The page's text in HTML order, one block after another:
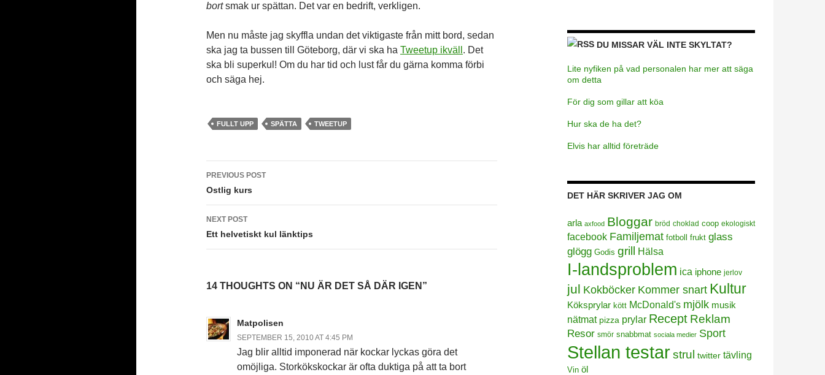
bortsmak ur spättan. Det var en bedrift, verkligen.
Men nu måste jag skyffla undan det viktigaste från mitt bord, sedan
ska jag ta bussen till Göteborg, där vi ska ha Tweetup ikväll . Det
ska bli superkul! Om du har tid och lust får du gärna komma förbi
och säga hej.
FULLT UPP SPÄTTA TWEETUP
Post
navigation
PREVIOUS POST
Ostlig kurs
NEXT POST
Ett helvetiskt kul länktips
14 THOUGHTS ON “NU ÄR DET SÅ DÄR IGEN”
Matpolisen
SEPTEMBER 15, 2010 AT 4:45 PM
Jag blir alltid imponerad när kockar lyckas göra det
omöjliga. Storkökskockar är ofta duktiga på att ta bort
DU MISSAR VÄL INTE SKYLTAT?
Lite nyfiken på vad personalen har mer att säga
om detta
För dig som gillar att köa
Hur ska de ha det?
Elvis har alltid företräde
DET HÄR SKRIVER JAG OM
arla axfood Bloggar bröd choklad coop ekologiskt
facebook Familjemat fotboll frukt glass
glögg Godis grill Hälsa
I-landsproblem ica iphone jerlov
jul Kokböcker Kommer snart Kultur
Köksprylar kött McDonald's mjölk musik
nätmat pizza prylar Recept Reklam
Resor smör snabbmat sociala medier Sport
Stellan testarstrul twitter tävling
Vin öl